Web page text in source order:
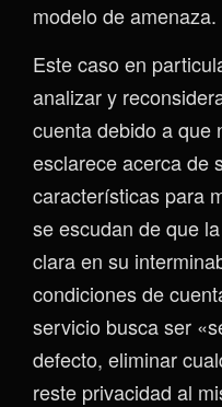
modelo de amenaza.
Este caso en
analizar y
cuenta debido a que
esclarece acerca de
características para
se escudan de que
clara en su
condiciones de
servicio busca ser
defecto, eliminar
reste privacidad al